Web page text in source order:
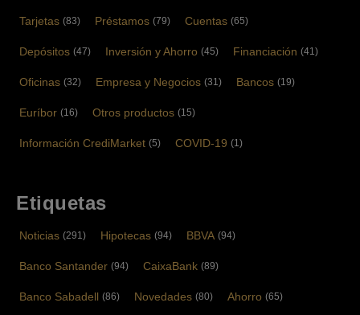
Tarjetas (83) Préstamos (79) Cuentas (65)
Depósitos (47) Inversión y Ahorro (45) Financiación (41)
Oficinas (32) Empresa y Negocios (31) Bancos (19)
Euríbor (16) Otros productos (15)
Información CrediMarket (5) COVID-19 (1)
Etiquetas
Noticias (291) Hipotecas (94) BBVA (94)
Banco Santander (94) CaixaBank (89)
Banco Sabadell (86) Novedades (80) Ahorro (65)